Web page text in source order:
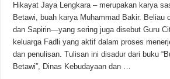
Hikayat Jaya Lengkara – merupakan karya
Betawi, buah karya Muhammad Bakir. Beliau
dan Sapirin—yang sering juga disebut Guru
keluarga Fadli yang aktif dalam proses
dan penulisan. Tulisan ini disadur dari buku
Betawi”, Dinas Kebudayaan dan …